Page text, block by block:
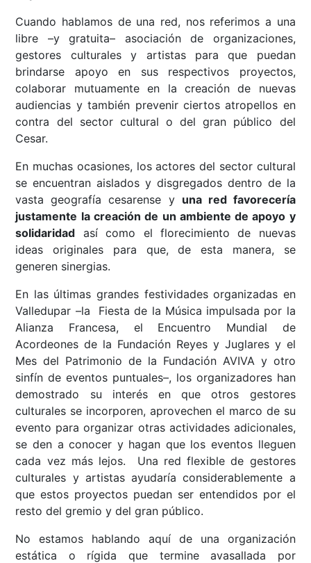
Cuando hablamos de una red, nos referimos a una
libre –y gratuita– asociación de organizaciones,
gestores culturales y artistas para que puedan
brindarse apoyo en sus respectivos proyectos,
colaborar mutuamente en la creación de nuevas
audiencias y también prevenir ciertos atropellos en
contra del sector cultural o del gran público del
Cesar.
En muchas ocasiones, los actores del sector cultural
se encuentran aislados y disgregados dentro de la
vasta geografía cesarense y una red favorecería
justamente la creación de un ambiente de apoyo y
solidaridad así como el florecimiento de nuevas
ideas originales para que, de esta manera, se
generen sinergias.
En las últimas grandes festividades organizadas en
Valledupar –la Fiesta de la Música impulsada por la
Alianza Francesa, el Encuentro Mundial de
Acordeones de la Fundación Reyes y Juglares y el
Mes del Patrimonio de la Fundación AVIVA y otro
sinfín de eventos puntuales–, los organizadores han
demostrado su interés en que otros gestores
culturales se incorporen, aprovechen el marco de su
evento para organizar otras actividades adicionales,
se den a conocer y hagan que los eventos lleguen
cada vez más lejos. Una red flexible de gestores
culturales y artistas ayudaría considerablemente a
que estos proyectos puedan ser entendidos por el
resto del gremio y del gran público.
No estamos hablando aquí de una organización
estática o rígida que termine avasallada por